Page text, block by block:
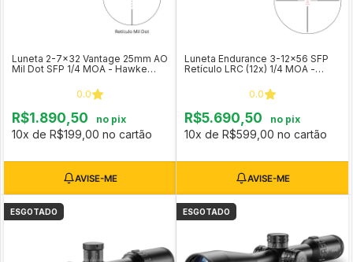
Luneta 2-7x32 Vantage 25mm AO
Mil Dot SFP 1/4 MOA - Hawke
0.0
R$1.890,50 no pix
10x de R$199,00 no cartão
Luneta Endurance 3-12x56 SFP
Retículo LRC (12x) 1/4 MOA -
0.0
R$5.690,50 no pix
10x de R$599,00 no cartão
ESGOTADO ESGOTADO